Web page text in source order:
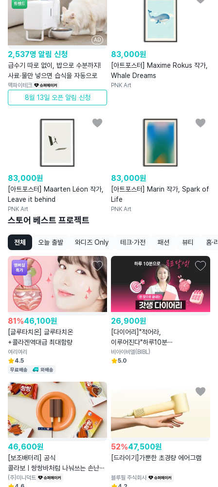
AD
2,537명 알림 신청
급수기 따로 없이, 밥으로 수분까지!
사료∙물만 넣으면 습식을 자동으로
맥파이테크
8월 13일 오픈 알림 신청
83,000원
[아트포스터] Maxime Rokus 작가,
Whale Dreams
PNK Art
83,000원
[아트포스터] Maarten Léon 작가,
Leave it behind
PNK Art
83,000원
[아트포스터] Marin 작가, Spark of
Life
PNK Art
스토어 베스트 프로젝트
전체 오늘 출발 와디즈 Only 테크·가전 패션 뷰티 홈·
81 %46,100원
[글루타치온] 글루타치온
+콜라겐역대급 최대함량
여리여리
4.5
무료배송 와배송
26,900원
[다이어리]"적어라,
이루어진다"하루10분
하루한장2026모닝레시피다이어리
비아이비엘(BIBL)
5.0
46,600원
[보조배터리] 공식
콜라보ㅣ쌍쌍바처럼 나눠쓰는 손난로
+보조배터리ㅣ쌍쌍바
(주)미니덕트
52%47,500원
[드라이기]가뿐한 초경량 에어그램
블루필 주식회사